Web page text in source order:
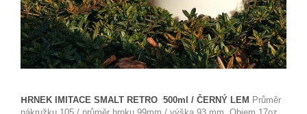
HRNEK IMITACE SMALT RETRO 500ml / ČERNÝ LEM Průměr